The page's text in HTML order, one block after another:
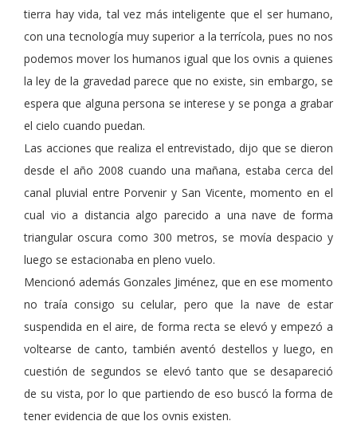
tierra hay vida, tal vez más inteligente que el ser humano,
con una tecnología muy superior a la terrícola, pues no nos
podemos mover los humanos igual que los ovnis a quienes
la ley de la gravedad parece que no existe, sin embargo, se
espera que alguna persona se interese y se ponga a grabar
el cielo cuando puedan.
Las acciones que realiza el entrevistado, dijo que se dieron
desde el año 2008 cuando una mañana, estaba cerca del
canal pluvial entre Porvenir y San Vicente, momento en el
cual vio a distancia algo parecido a una nave de forma
triangular oscura como 300 metros, se movía despacio y
luego se estacionaba en pleno vuelo.
Mencionó además Gonzales Jiménez, que en ese momento
no traía consigo su celular, pero que la nave de estar
suspendida en el aire, de forma recta se elevó y empezó a
voltearse de canto, también aventó destellos y luego, en
cuestión de segundos se elevó tanto que se desapareció
de su vista, por lo que partiendo de eso buscó la forma de
tener evidencia de que los ovnis existen.